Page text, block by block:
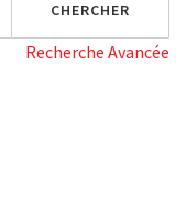
Recherche Avancée